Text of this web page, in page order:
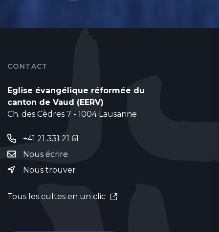
CONTACT
Eglise évangélique réformée du
canton de Vaud (EERV)
Ch. des Cèdres 7 - 1004 Lausanne
+41 21 331 21 61
Nous écrire
Nous trouver
Tous les cultes en un clic